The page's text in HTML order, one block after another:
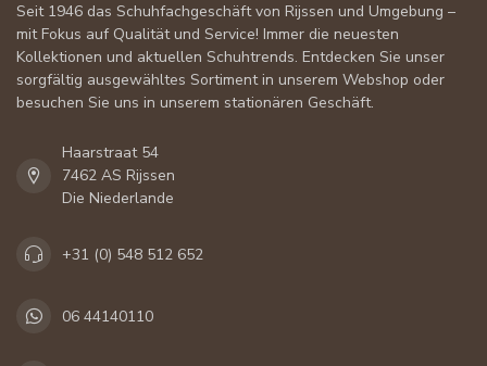
Seit 1946 das Schuhfachgeschäft von Rijssen und Umgebung –
mit Fokus auf Qualität und Service! Immer die neuesten
Kollektionen und aktuellen Schuhtrends. Entdecken Sie unser
sorgfältig ausgewähltes Sortiment in unserem Webshop oder
besuchen Sie uns in unserem stationären Geschäft.
Haarstraat 54
7462 AS Rijssen
Die Niederlande
+31 (0) 548 512 652
06 44140110